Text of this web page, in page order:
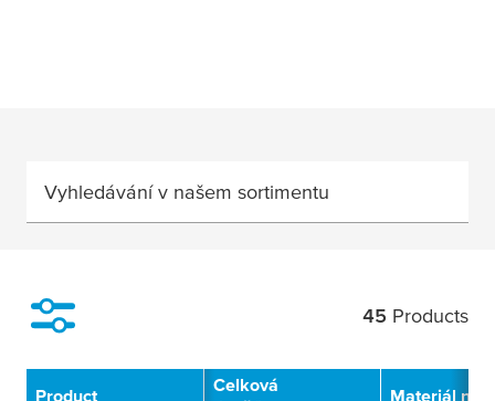
Vyhledávání v našem sortimentu
45 Products
Product
Celková
Materiál